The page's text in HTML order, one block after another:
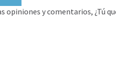
opiniones y comentarios, ¿Tú